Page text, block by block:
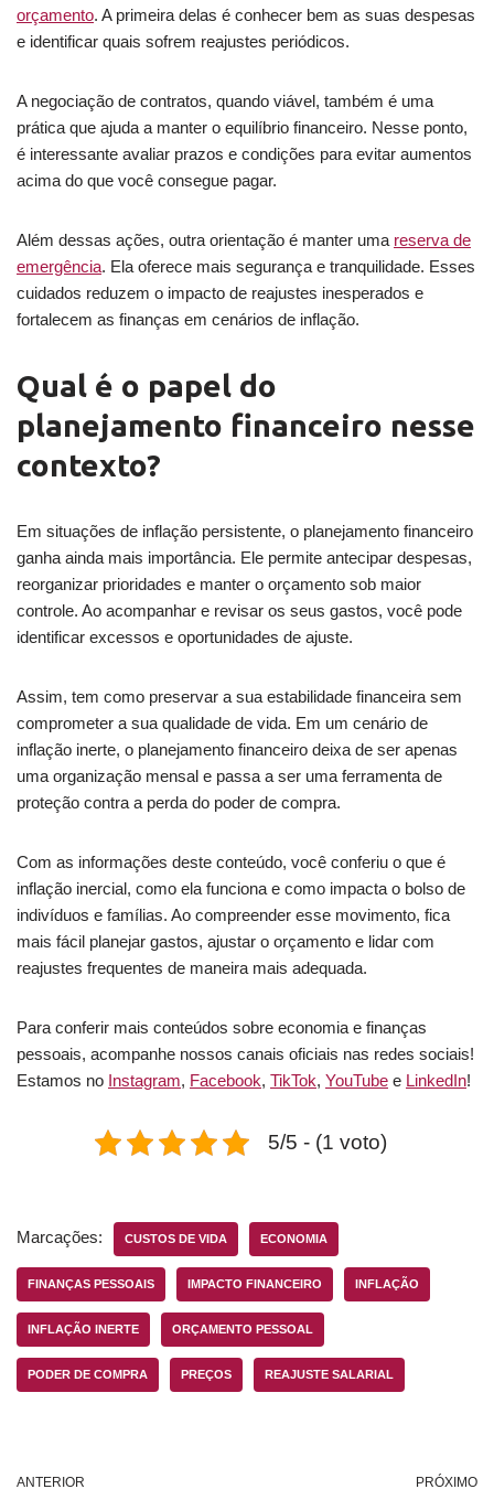
orçamento. A primeira delas é conhecer bem as suas despesas
e identificar quais sofrem reajustes periódicos.
A negociação de contratos, quando viável, também é uma
prática que ajuda a manter o equilíbrio financeiro. Nesse ponto,
é interessante avaliar prazos e condições para evitar aumentos
acima do que você consegue pagar.
Além dessas ações, outra orientação é manter uma reserva de
emergência. Ela oferece mais segurança e tranquilidade. Esses
cuidados reduzem o impacto de reajustes inesperados e
fortalecem as finanças em cenários de inflação.
Qual é o papel do
planejamento financeiro nesse
contexto?
Em situações de inflação persistente, o planejamento financeiro
ganha ainda mais importância. Ele permite antecipar despesas,
reorganizar prioridades e manter o orçamento sob maior
controle. Ao acompanhar e revisar os seus gastos, você pode
identificar excessos e oportunidades de ajuste.
Assim, tem como preservar a sua estabilidade financeira sem
comprometer a sua qualidade de vida. Em um cenário de
inflação inerte, o planejamento financeiro deixa de ser apenas
uma organização mensal e passa a ser uma ferramenta de
proteção contra a perda do poder de compra.
Com as informações deste conteúdo, você conferiu o que é
inflação inercial, como ela funciona e como impacta o bolso de
indivíduos e famílias. Ao compreender esse movimento, fica
mais fácil planejar gastos, ajustar o orçamento e lidar com
reajustes frequentes de maneira mais adequada.
Para conferir mais conteúdos sobre economia e finanças
pessoais, acompanhe nossos canais oficiais nas redes sociais!
Estamos no Instagram, Facebook, TikTok, YouTube e LinkedIn!
5/5 - (1 voto)
Marcações: CUSTOS DE VIDA ECONOMIA
FINANÇAS PESSOAIS IMPACTO FINANCEIRO INFLAÇÃO
INFLAÇÃO INERTE ORÇAMENTO PESSOAL
PODER DE COMPRA PREÇOS REAJUSTE SALARIAL
ANTERIOR PRÓXIMO